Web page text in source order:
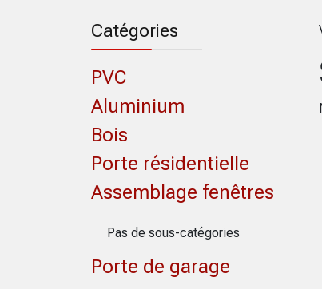
Catégories
PVC
Aluminium
Bois
Porte résidentielle
Assemblage fenêtres
Pas de sous-catégories
Porte de garage